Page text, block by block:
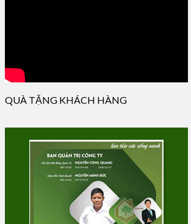
QUÀ TẶNG KHÁCH HÀNG